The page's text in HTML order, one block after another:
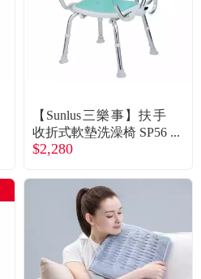
【Sunlus三樂事】扶手
收折式軟墊洗澡椅 SP56
05(廠送)
$2,280